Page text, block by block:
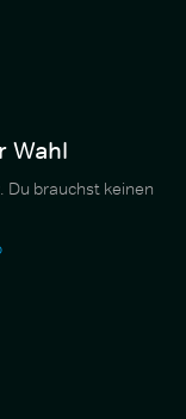
Wahl
Du brauchst keinen